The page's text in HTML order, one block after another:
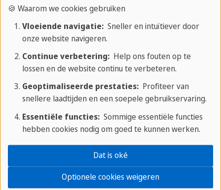
Ze hielden rekening met de verschillende niveaus
en achtergronden van studenten en er was een
ontspannen sfeer. Vooral met Paco, onze
spreekvaardigheiddocent, hebben we erg veel
gelachen. Al na drie weken zijn we een niveau
omhoog gegaan! De stad zelf vonden wij ideaal
voor een taalreis. Er is genoeg te beleven en
daarnaast vonden wij het heerlijk om na de
intensieve lessen uit te rusten op het strand. We
gaan zeker nog eens terug.
🍪 Waarom we cookies gebruiken
Vloeiende navigatie:Sneller en intuïtiever door
onze website navigeren.
Continue verbetering:Help ons fouten op te
lossen en de website continu te verbeteren.
Geoptimaliseerde prestaties:Profiteer van
snellere laadtijden en een soepele gebruikservaring.
Essentiële functies:Sommige essentiële functies
hebben cookies nodig om goed te kunnen werken.
Optionele cookies weigeren
Dat is oké